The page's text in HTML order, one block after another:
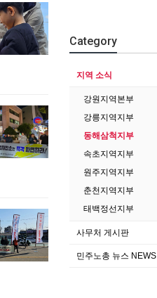
Category
지역 소식
강원지역본부
강릉지역지부
동해삼척지부
속초지역지부
원주지역지부
춘천지역지부
태백정선지부
사무처 게시판
민주노총 뉴스 NEWS